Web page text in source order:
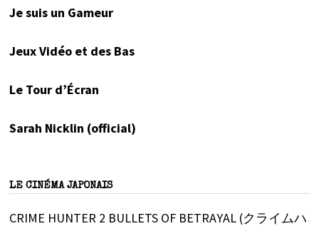
Je suis un Gameur
Jeux Vidéo et des Bas
Le Tour d’Écran
Sarah Nicklin (official)
LE CINÉMA JAPONAIS
CRIME HUNTER 2 BULLETS OF BETRAYAL (クライムハ